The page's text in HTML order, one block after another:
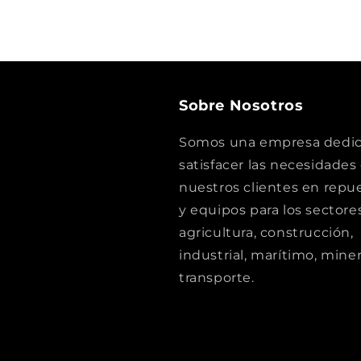
Sobre Nosotros
Somos una empresa
satisfacer las necesidades
nuestros clientes en
y equipos para los
agricultura, construcción,
industrial, marítimo,
transporte.